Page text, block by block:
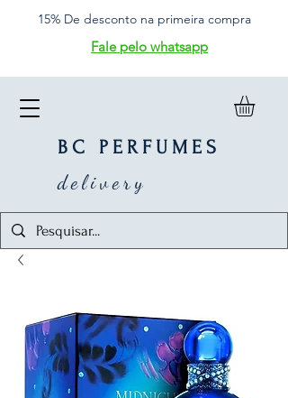
15% De desconto na primeira compra
Fale pelo whatsapp
BC PERFUMES
delivery